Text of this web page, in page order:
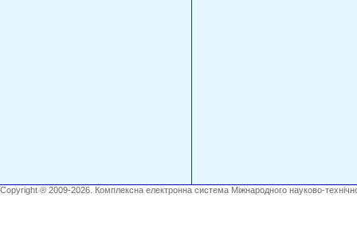
Copyright ® 2009-2026. Комплексна електронна система Міжнародного науково-